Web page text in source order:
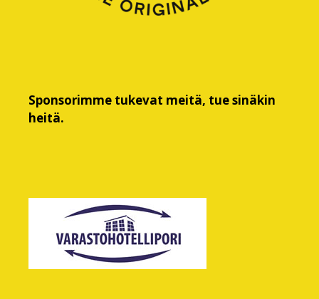
Sponsorimme tukevat meitä, tue sinäkin
heitä.